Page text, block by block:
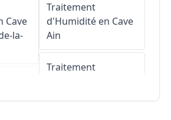
Cave
la-
Traitement
d'Humidité en Cave
Ain
Traitement